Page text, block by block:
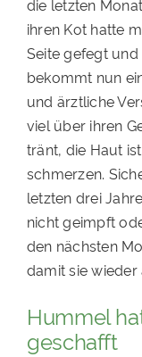
die letzten
ihren Kot hatte
Seite gefegt
bekommt nun
und ärztliche
viel über ihren
tränt, die Haut
schmerzen.
letzten drei
nicht geimpft
den nächsten
damit sie
Hummel
geschafft